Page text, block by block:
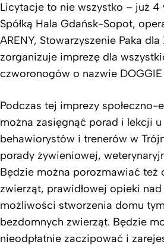
Licytacje to nie wszystko – już 4
Spółką Hala Gdańsk-Sopot,
ARENY, Stowarzyszenie Paka
zorganizuje imprezę dla
czworonogów o nazwie DOGGIE
Podczas tej imprezy społeczno-
można zasięgnąć porad i lekcji
behawiorystów i trenerów w
porady żywieniowej,
Będzie można porozmawiać też
zwierząt, prawidłowej opieki
możliwości stworzenia domu
bezdomnych zwierząt. Będzie
nieodpłatnie zaczipować i